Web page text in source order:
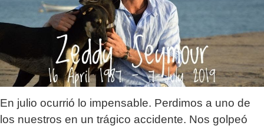
En julio ocurrió lo impensable. Perdimos a uno de
los nuestros en un trágico accidente. Nos golpeó